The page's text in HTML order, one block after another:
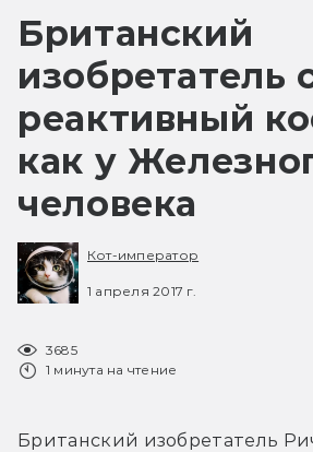
Британский
изобретатель
реактивный
как у
человека
Кот-император
1 апреля 2017 г.
3685
1 минута на чтение
Британский изобретатель